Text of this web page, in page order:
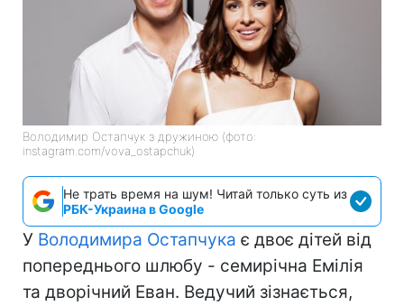
Володимир Остапчук з дружиною (фото:
instagram.com/vova_ostapchuk)
Не трать время на шум! Читай только суть из
РБК-Украина в Google
У Володимира Остапчука є двоє дітей від
попереднього шлюбу - семирічна Емілія
та дворічний Еван. Ведучий зізнається,